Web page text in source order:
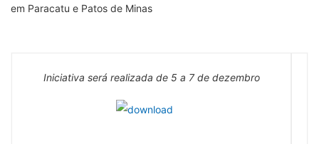
Iniciativa será realizada de 5 a 7 de dezembro